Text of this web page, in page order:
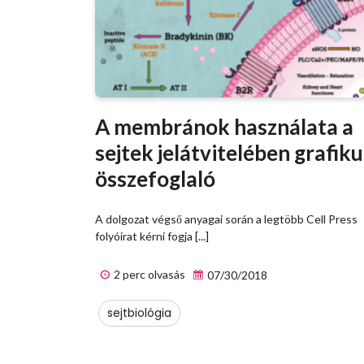
A membránok használata a
sejtek jelátvitelében
összefoglaló
A dolgozat végső anyagai során a legtöbb Cell Press
folyóirat kérni fogja [...]
2 perc olvasás 07/30/2018
sejtbiológia